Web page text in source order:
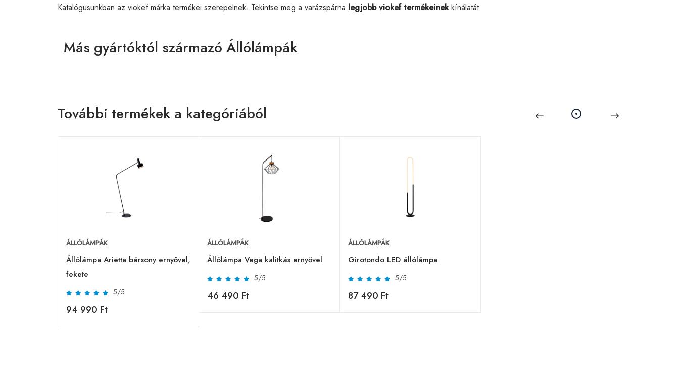
Katalógusunkban az viokef márka termékei szerepelnek. Tekintse meg a varázspárna legjobb viokef termékeinekkínálatát.
Más gyártóktól származó Állólámpák
További termékek a kategóriából
ÁLLÓLÁMPÁK
Állólámpa Arietta bársony ernyővel,
fekete
5/5
94 990 Ft
ÁLLÓLÁMPÁK
Állólámpa Vega kalitkás ernyővel
5/5
46 490 Ft
ÁLLÓLÁMPÁK
Girotondo LED állólámpa
5/5
87 490 Ft